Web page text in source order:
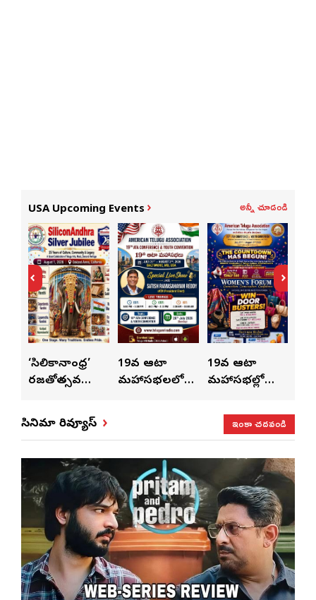
USA Upcoming Events అన్నీ చూడండి
‘సిలికానాంధ్ర’
రజతోత్సవ
కుంభ హారతి
ప్రత్యేకం
19వ ఆటా
మహాసభలలో
19వ ఆటా
మహాసభల్లో
ప్రత్యేకంగా
‘ఉమెన్స్ ఫోరమ్’
సినిమా రివ్యూస్ ఇంకా చదవండి